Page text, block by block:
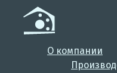
О компании